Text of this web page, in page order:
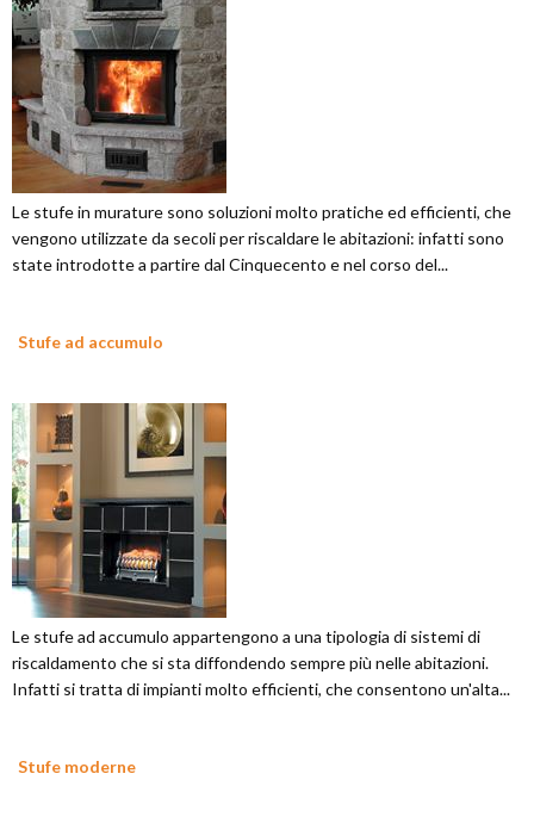
Le stufe in murature sono soluzioni molto pratiche ed efficienti, che
vengono utilizzate da secoli per riscaldare le abitazioni: infatti sono
state introdotte a partire dal Cinquecento e nel corso del...
Stufe ad accumulo
Le stufe ad accumulo appartengono a una tipologia di sistemi di
riscaldamento che si sta diffondendo sempre più nelle abitazioni.
Infatti si tratta di impianti molto efficienti, che consentono un'alta...
Stufe moderne